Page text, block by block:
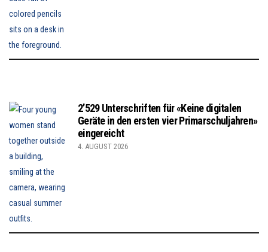
2’529 Unterschriften für «Keine digitalen
Geräte in den ersten vier Primarschuljahren»
eingereicht
4. AUGUST 2026